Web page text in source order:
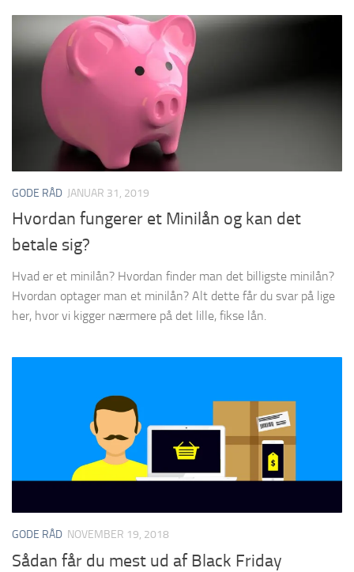
GODE RÅD JANUAR 31, 2019
Hvordan fungerer et Minilån og kan det
betale sig?
Hvad er et minilån? Hvordan finder man det billigste minilån?
Hvordan optager man et minilån? Alt dette får du svar på lige
her, hvor vi kigger nærmere på det lille, fikse lån.
GODE RÅD NOVEMBER 19, 2018
Sådan får du mest ud af Black Friday